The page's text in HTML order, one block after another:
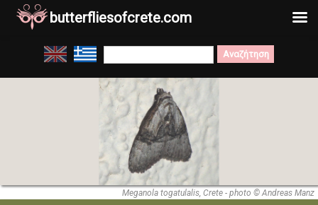
Μετάβαση
στο
Search
for:
Meganola togatulalis, Crete - photo © Andreas Manz
butterfliesofcrete.com